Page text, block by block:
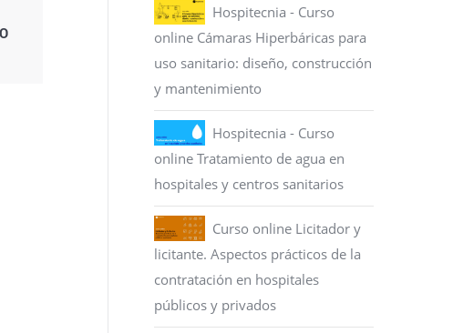
Hospitecnia - Curso
online Cámaras Hiperbáricas para
uso sanitario: diseño, construcción
y mantenimiento
Hospitecnia - Curso
online Tratamiento de agua en
hospitales y centros sanitarios
Curso online Licitador y
licitante. Aspectos prácticos de la
contratación en hospitales
públicos y privados